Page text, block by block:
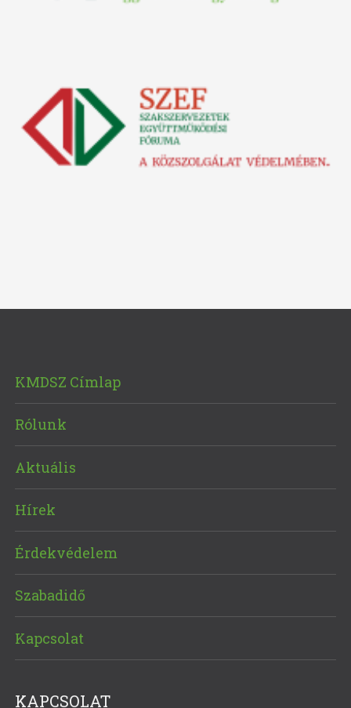
KMDSZ Címlap
Rólunk
Aktuális
Hírek
Érdekvédelem
Szabadidő
Kapcsolat
KAPCSOLAT